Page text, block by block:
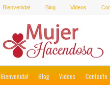
Bienvenida! Blog Videos
Bienvenida! Blog Videos Contacto